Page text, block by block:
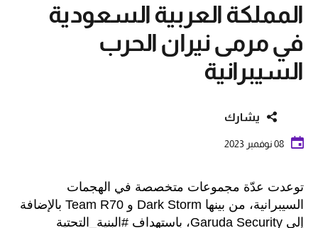
المملكة العربية السعودية
في مرمى نيران الحرب
السيبرانية
يشارك
08 نوفمبر 2023
توعدت عدّة مجموعات متخصصة في الهجمات
السيبرانية، من بينها Dark Storm و Team R70 بالإضافة
إلى Garuda Security، باستهداف #البنية_التحتية